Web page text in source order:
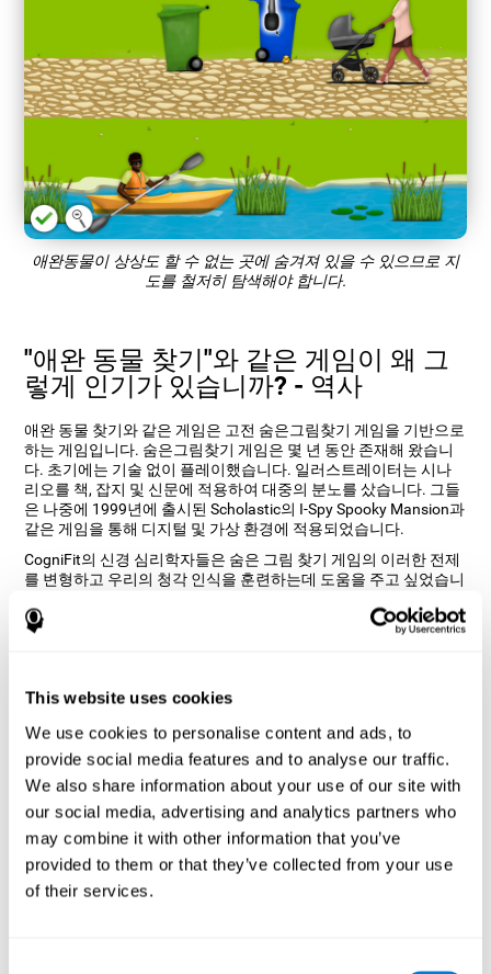
This website uses cookies
We use cookies to personalise content and ads, to
provide social media features and to analyse our traffic.
We also share information about your use of our site with
our social media, advertising and analytics partners who
may combine it with other information that you’ve
provided to them or that they’ve collected from your use
of their services.
애완동물이 상상도 할 수 없는 곳에 숨겨져 있을 수 있으므로 지
도를 철저히 탐색해야 합니다.
"애완 동물 찾기"와 같은 게임이 왜 그
렇게 인기가 있습니까? - 역사
애완 동물 찾기와 같은 게임은 고전 숨은그림찾기 게임을 기반으로
하는 게임입니다. 숨은그림찾기 게임은 몇 년 동안 존재해 왔습니
다. 초기에는 기술 없이 플레이했습니다. 일러스트레이터는 시나
리오를 책, 잡지 및 신문에 적용하여 대중의 분노를 샀습니다. 그들
은 나중에 1999년에 출시된 Scholastic의 I-Spy Spooky Mansion과
같은 게임을 통해 디지털 및 가상 환경에 적용되었습니다.
CogniFit의 신경 심리학자들은 숨은 그림 찾기 게임의 이러한 전제
를 변형하고 우리의 청각 인식을 훈련하는데 도움을 주고 싶었습니
을 플레이하는데 새로운 현대적 접근 방식을 도입하는 게임을 만들
기회를 보았습니다. 애완 동물 찾기는 다양한 자극 시나리오를 즐
"애완 동물 찾기" 두뇌 게임은 어떻게
내 인지 능력을 향상합니까?
CogniFit의 애완 동물 찾기과 같은 게임을 하면 특정 신경 활성화
패턴이 자극됩니다. 우리의 능력을 지속적으로 자극하면 새로운 시
냅스를 만들고 신경 회로를 재구성하며 인지 기능을 향상시킬 수
있습니다. 애완 동물 찾기 게임은 억제, 시각적 스캔 및 주의 집중과
관련된 능력을 자극하려고 합니다.